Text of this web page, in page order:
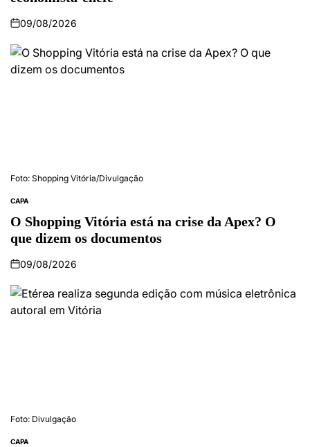
09/08/2026
Foto: Shopping Vitória/Divulgação
CAPA
O Shopping Vitória está na crise da Apex? O
que dizem os documentos
09/08/2026
Foto: Divulgação
CAPA